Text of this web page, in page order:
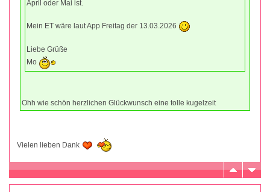
April oder Mai ist.
Mein ET wäre laut App Freitag der 13.03.2026
Liebe Grüße
Mo
Ohh wie schön herzlichen Glückwunsch eine tolle kugelzeit
Vielen lieben Dank